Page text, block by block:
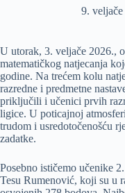
r
ž
a
j
9.
U utorak, 3. veljače 2026.,
matematičkog natjecanja
godine. Na trećem kolu
razredne i predmetne
priključili i učenici prvih
ligice. U poticajnoj
trudom i usredotočenošću
zadatke.
Posebno ističemo učenike
Tesu Rumenović, koji su u